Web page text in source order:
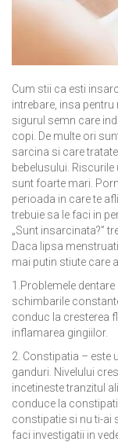
Cum stii ca esti
intrebare, insa
sigurul semn care
copi. De multe ori
sarcina si care
bebelusului.
sunt foarte mari.
perioada in care te
trebuie sa le faci in
„Sunt insarcinata?”
Daca lipsa
mai putin stiute care
1.Problemele
schimbarile
conduc la cresterea
inflamarea gingiilor.
2. Constipatia – este
ganduri. Nivelului
incetineste tranzitul
conduce la
constipatie si nu ti-ai
faci investigatii in